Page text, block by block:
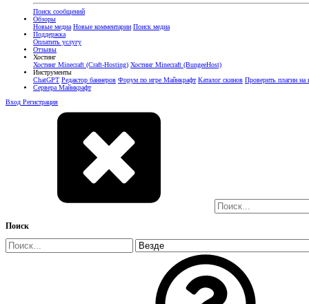
Поиск сообщений
Обзоры
Новые медиа Новые комментарии Поиск медиа
Поддержка
Оплатить услугу
Отзывы
Хостинг
Хостинг Minecraft (Craft-Hosting) Хостинг Minecraft (BungeeHost)
Инструменты
ChatGPT Редактор баннеров Форум по игре Майнкрафт Каталог скинов Проверить плагин на
Сервера Майнкрафт
Вход Регистрация
Поиск